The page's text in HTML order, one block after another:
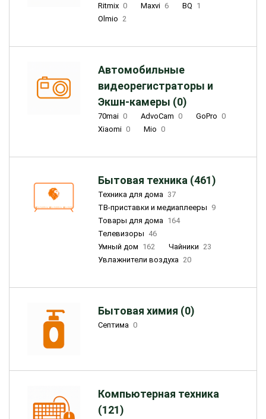
Ritmix 0 Maxvi 6 BQ 1
Olmio 2
Автомобильные
видеорегистраторы и
Экшн-камеры (0)
70mai 0 AdvoCam 0 GoPro 0
Xiaomi 0 Mio 0
Бытовая техника (461)
Техника для дома 37
ТВ-приставки и медиаплееры 9
Товары для дома 164
Телевизоры 46
Умный дом 162 Чайники 23
Увлажнители воздуха 20
Бытовая химия (0)
Септима 0
Компьютерная техника
(121)